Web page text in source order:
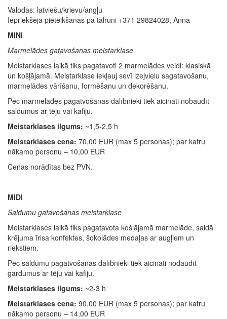
Valodas: latviešu/krievu/angļu
Iepriekšēja pieteikšanās pa tālruni +371 29824028, Anna
MINI
Marmelādes gatavošanas meistarklase
Meistarklases laikā tiks pagatavoti 2 marmelādes veidi: klasiskā
un košļājamā. Meistarklase iekļauj sevī izejvielu sagatavošanu,
marmelādes vārīšanu, formēšanu un dekorēšanu.
Pēc marmelādes pagatvošanas dalībnieki tiek aicināti nobaudīt
saldumus ar tēju vai kafiju.
Meistarklases ilgums: ~1,5-2,5 h
Meistarklases cena: 70,00 EUR (max 5 personas); par katru
nākamo personu – 10,00 EUR
Cenas norādītas bez PVN.
MIDI
Saldumu gatavošanas meistarklase
Meistarklases laikā tiks pagatavota košļājamā marmelāde, saldā
krējuma īrisa konfektes, šokolādes medaļas ar augļiem un
riekstiem.
Pēc saldumu pagatvošanas dalībnieki tiek aicināti nodaudīt
gardumus ar tēju vai kafiju.
Meistarklases ilgums: ~2-3 h
Meistarklases cena: 90,00 EUR (max 5 personas); par katru
nākamo personu – 14,00 EUR